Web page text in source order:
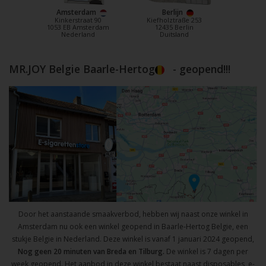
Amsterdam
Kinkerstraat 90
1053 EB Amsterdam
Nederland
Berlijn
Kiefholztraße 253
12435 Berlin
Duitsland
MR.JOY Belgie Baarle-Hertog - geopend!!!
Door het aanstaande smaakverbod, hebben wij naast onze winkel in
Amsterdam nu ook een winkel geopend in Baarle-Hertog Belgie, een
stukje Belgie in Nederland. Deze winkel is vanaf 1 januari 2024 geopend,
Nog geen 20 minuten van Breda en Tilburg. De winkel is 7 dagen per